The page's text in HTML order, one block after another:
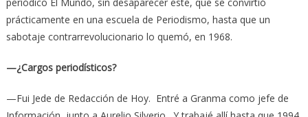
prácticamente en una escuela de Periodismo, hasta que un
sabotaje contrarrevolucionario lo quemó, en 1968.
—¿Cargos periodísticos?
—Fui Jede de Redacción de Hoy. Entré a Granma como jefe de